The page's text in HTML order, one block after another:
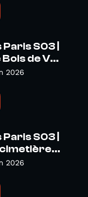
S03 |
de V...
2026
S03 |
cimetière...
2026